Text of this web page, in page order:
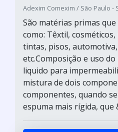
Adexim Comexim / São Paulo -
São matérias primas
como: Têxtil,
tintas, pisos,
etc.Composição e uso
liquido para
mistura de dois
componentes, quando
espuma mais rígida, que